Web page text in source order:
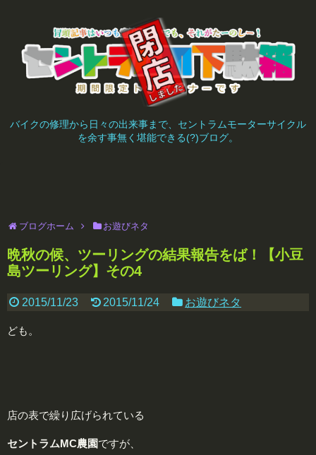
バイクの修理から日々の出来事まで、セントラムモーターサイクル
を余す事無く堪能できる(?)ブログ。
ブログホーム お遊びネタ
晩秋の候、ツーリングの結果報告をば！【小豆
島ツーリング】その4
2015/11/23 2015/11/24 お遊びネタ
ども。
店の表で繰り広げられている
セントラムMC農園ですが、